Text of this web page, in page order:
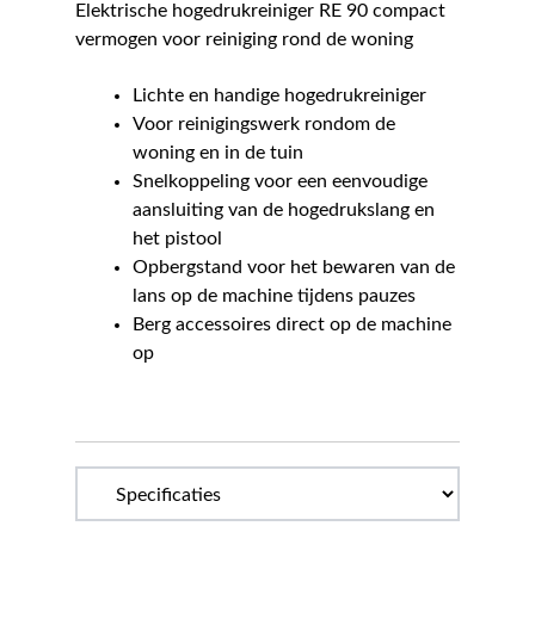
Elektrische hogedrukreiniger RE 90 compact
vermogen voor reiniging rond de woning
Lichte en handige hogedrukreiniger
Voor reinigingswerk rondom de
woning en in de tuin
Snelkoppeling voor een eenvoudige
aansluiting van de hogedrukslang en
het pistool
Opbergstand voor het bewaren van de
lans op de machine tijdens pauzes
Berg accessoires direct op de machine
op